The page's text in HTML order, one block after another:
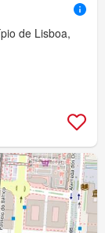
de Lisboa,